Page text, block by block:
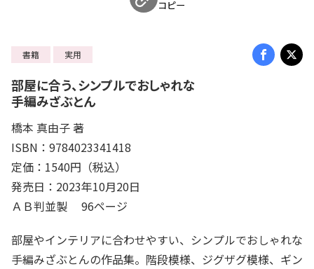
コピー
書籍 実用
部屋に合う、シンプルでおしゃれな
手編みざぶとん
橋本 真由子 著
ISBN：9784023341418
定価：1540円（税込）
発売日：2023年10月20日
ＡＢ判並製 96ページ
部屋やインテリアに合わせやすい、シンプルでおしゃれな
手編みざぶとんの作品集。階段模様、ジグザグ模様、ギン